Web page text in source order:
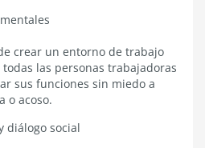
crear un entorno de trabajo
las personas trabajadoras
sus funciones sin miedo a
o acoso.
diálogo social